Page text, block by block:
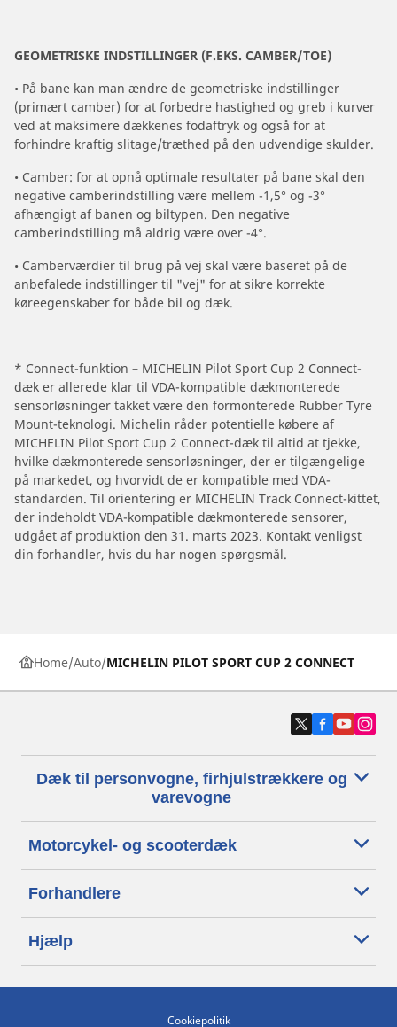
GEOMETRISKE INDSTILLINGER (F.EKS. CAMBER/TOE)
• På bane kan man ændre de geometriske indstillinger
(primært camber) for at forbedre hastighed og greb i kurver
ved at maksimere dækkenes fodaftryk og også for at
forhindre kraftig slitage/træthed på den udvendige skulder.
• Camber: for at opnå optimale resultater på bane skal den
negative camberindstilling være mellem -1,5° og -3°
afhængigt af banen og biltypen. Den negative
camberindstilling må aldrig være over -4°.
• Camberværdier til brug på vej skal være baseret på de
anbefalede indstillinger til "vej" for at sikre korrekte
køreegenskaber for både bil og dæk.
* Connect-funktion – MICHELIN Pilot Sport Cup 2 Connect-
dæk er allerede klar til VDA-kompatible dækmonterede
sensorløsninger takket være den formonterede Rubber Tyre
Mount-teknologi. Michelin råder potentielle købere af
MICHELIN Pilot Sport Cup 2 Connect-dæk til altid at tjekke,
hvilke dækmonterede sensorløsninger, der er tilgængelige
på markedet, og hvorvidt de er kompatible med VDA-
standarden. Til orientering er MICHELIN Track Connect-kittet,
der indeholdt VDA-kompatible dækmonterede sensorer,
udgået af produktion den 31. marts 2023. Kontakt venligst
din forhandler, hvis du har nogen spørgsmål.
Home Auto MICHELIN PILOT SPORT CUP 2 CONNECT
Dæk til personvogne, firhjulstrækkere og
varevogne
Motorcykel- og scooterdæk
Forhandlere
Hjælp
Cookiepolitik